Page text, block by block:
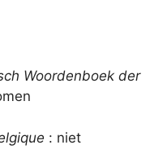
Woordenboek der
: niet